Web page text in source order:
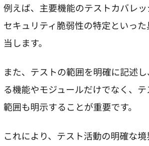
例えば、主要機能のテストカバレ
セキュリティ脆弱性の特定といっ
当します。
また、テストの範囲を明確に記述
る機能やモジュールだけでなく、
範囲も明示することが重要です。
これにより、テスト活動の明確な境